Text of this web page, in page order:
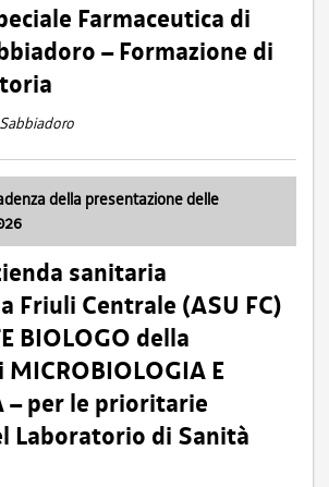
Farmaceutica di
– Formazione di
della presentazione delle
sanitaria
Friuli Centrale (ASU FC)
BIOLOGO della
E
– per le prioritarie
Laboratorio di Sanità